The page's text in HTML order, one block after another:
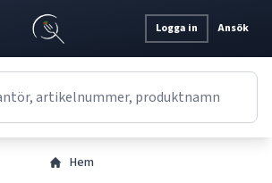
Logga in Ansök
Hem